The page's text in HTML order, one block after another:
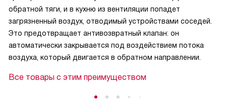
обратной тяги, и в кухню из вентиляции попадет
загрязненный воздух, отводимый устройствами соседей.
Это предотвращает антивозвратный клапан: он
автоматически закрывается под воздействием потока
воздуха, который двигается в обратном направлении.
Все товары с этим преимуществом